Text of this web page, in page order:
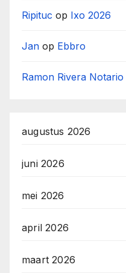
Ripituc op Ixo 2026
Jan op Ebbro
Ramon Rivera Notario
augustus 2026
juni 2026
mei 2026
april 2026
maart 2026